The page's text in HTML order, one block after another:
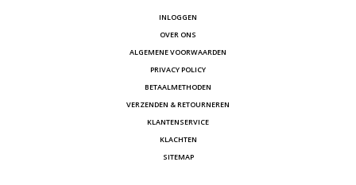
INLOGGEN
OVER ONS
ALGEMENE VOORWAARDEN
PRIVACY POLICY
BETAALMETHODEN
VERZENDEN & RETOURNEREN
KLANTENSERVICE
KLACHTEN
SITEMAP